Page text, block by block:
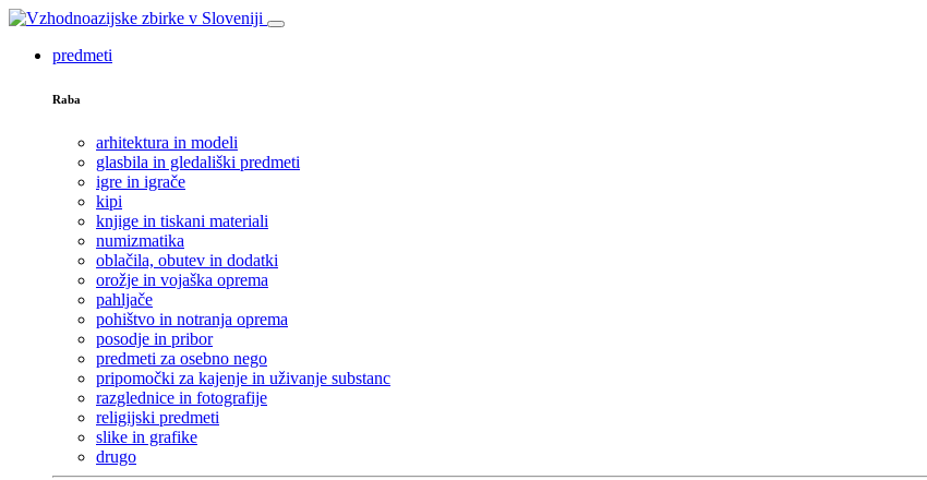
predmeti
Raba
arhitektura in modeli
glasbila in gledališki predmeti
igre in igrače
kipi
knjige in tiskani materiali
numizmatika
oblačila, obutev in dodatki
orožje in vojaška oprema
pahljače
pohištvo in notranja oprema
posodje in pribor
predmeti za osebno nego
pripomočki za kajenje in uživanje substanc
razglednice in fotografije
religijski predmeti
slike in grafike
drugo